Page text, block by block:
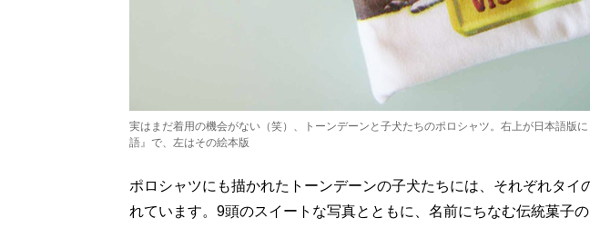
実はまだ着用の機会がない（笑）、トーンデーンと子犬たちのポロシャツ。右上が日本語版
語』で、左はその絵本版
ポロシャツにも描かれたトーンデーンの子犬たちには、それぞれタイ
れています。9頭のスイートな写真とともに、名前にちなむ伝統菓子